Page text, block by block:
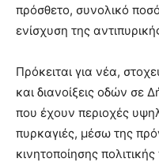
show.desi
xxx
teaches
you
the
of
pain.
πρόσθετο, συνολικό
ενίσχυση της
Πρόκειται για νέα,
και διανοίξεις οδών σε
που έχουν περιοχές
πυρκαγιές, μέσω της
κινητοποίησης